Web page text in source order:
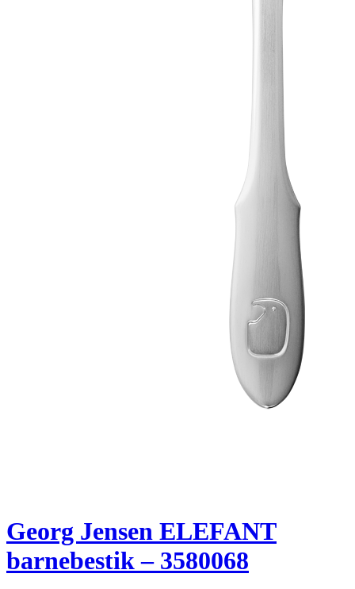
Georg Jensen ELEFANT
barnebestik – 3580068